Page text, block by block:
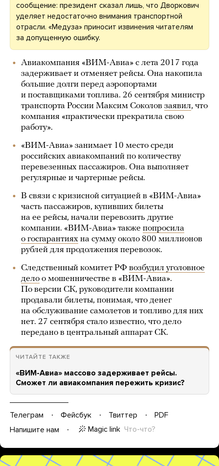
сообщение: президент сказал лишь, что Дворкович
уделяет недостаточно внимания транспортной
отрасли. «Медуза» приносит извинения читателям
за допущенную ошибку.
Авиакомпания «ВИМ-Авиа» с лета 2017 года
задерживает и отменяет рейсы. Она накопила
большие долги перед аэропортами
и поставщиками топлива. 26 сентября министр
транспорта России Максим Соколов заявил, что
компания «практически прекратила свою
работу».
«ВИМ-Авиа» занимает 10 место среди
российских авиакомпаний по количеству
перевезенных пассажиров. Она выполняет
регулярные и чартерные рейсы.
В связи с кризисной ситуацией в «ВИМ-Авиа»
часть пассажиров, купивших билеты
на ее рейсы, начали перевозить другие
компании. «ВИМ-Авиа» также попросила
о госгарантиях на сумму около 800 миллионов
рублей для продолжения перевозок.
Следственный комитет РФ возбудил уголовное
дело о мошенничестве в «ВИМ-Авиа».
По версии СК, руководители компании
продавали билеты, понимая, что денег
на обслуживание самолетов и топливо для них
нет. 27 сентября стало известно, что дело
передано в центральный аппарат СК.
ЧИТАЙТЕ ТАКЖЕ
«ВИМ-Авиа» массово задерживает рейсы.
Сможет ли авиакомпания пережить кризис?
Телеграм Фейсбук Твиттер
PDF
Напишите нам
Magic link Что-что?